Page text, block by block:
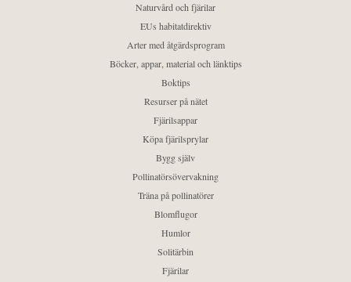
Naturvård och fjärilar
EUs habitatdirektiv
Arter med åtgärdsprogram
Böcker, appar, material och länktips
Boktips
Resurser på nätet
Fjärilsappar
Köpa fjärilsprylar
Bygg själv
Pollinatörsövervakning
Träna på pollinatörer
Blomflugor
Humlor
Solitärbin
Fjärilar